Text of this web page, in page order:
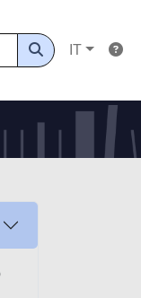
IT